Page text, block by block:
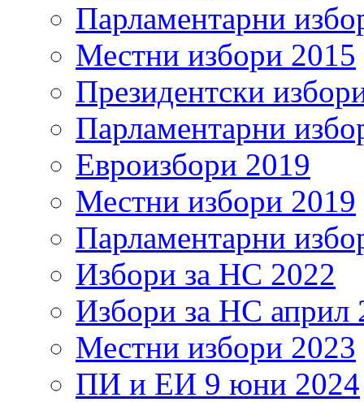
Парламентарни
Местни избори 2015
Президентски
Парламентарни
Евроизбори 2019
Местни избори 2019
Парламентарни
Избори за НС 2022
Избори за НС април
Местни избори 2023
ПИ и ЕИ 9 юни 2024